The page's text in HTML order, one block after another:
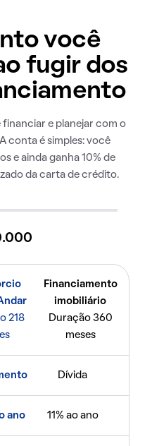
você
fugir dos
e planejar com o
conta é simples: você
e ainda ganha 10% de
da carta de crédito.
218
Financiamento
imobiliário
Duração 360
meses
Dívida
ano 11% ao ano